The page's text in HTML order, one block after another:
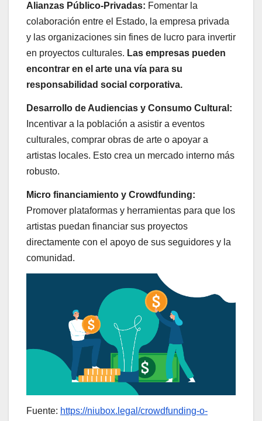
Alianzas Público-Privadas: Fomentar la
colaboración entre el Estado, la empresa privada
y las organizaciones sin fines de lucro para invertir
en proyectos culturales. Las empresas pueden
encontrar en el arte una vía para su
responsabilidad social corporativa.
Desarrollo de Audiencias y Consumo Cultural:
Incentivar a la población a asistir a eventos
culturales, comprar obras de arte o apoyar a
artistas locales. Esto crea un mercado interno más
robusto.
Micro financiamiento y Crowdfunding:
Promover plataformas y herramientas para que los
artistas puedan financiar sus proyectos
directamente con el apoyo de sus seguidores y la
comunidad.
Fuente: https://niubox.legal/crowdfunding-o-